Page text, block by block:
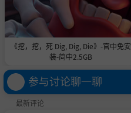
《挖，挖，死 Dig, Dig, Die》-官中免安
装-简中2.5GB
参与讨论聊一聊
最新评论